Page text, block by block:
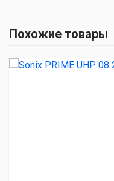
Похожие товары